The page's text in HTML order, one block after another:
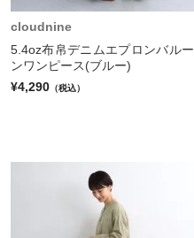
cloudnine
5.4oz布帛デニムエプロンバルー
ンワンピース(ブルー)
¥4,290 （税込）